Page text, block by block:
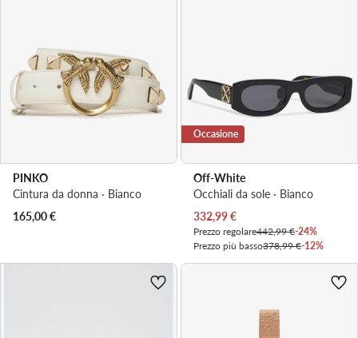
PINKO
Cintura da donna · Bianco
165,00€
Occasione
Off-White
Occhiali da sole · Bianco
Prezzo attuale
332,99€
Prezzo regolare442,99 €-24%
Prezzo più basso378,99 €-12%